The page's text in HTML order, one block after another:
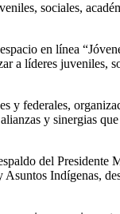
sociales,
en línea
líderes juveniles,
federales,
y sinergias
del
Indígenas,